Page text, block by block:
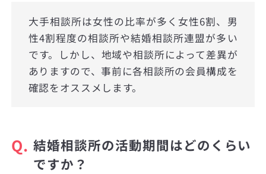
大手相談所は女性の比率が多く女性6割、男
性4割程度の相談所や結婚相談所連盟が多い
です。しかし、地域や相談所によって差異が
ありますので、事前に各相談所の会員構成を
確認をオススメします。
Q. 結婚相談所の活動期間はどのくらい
ですか？